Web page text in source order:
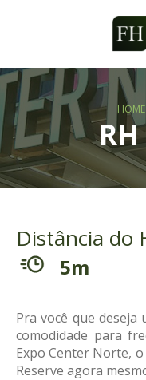
HOME
Distância do
5m
Pra você que deseja
comodidade para
Expo Center Norte,
Reserve agora